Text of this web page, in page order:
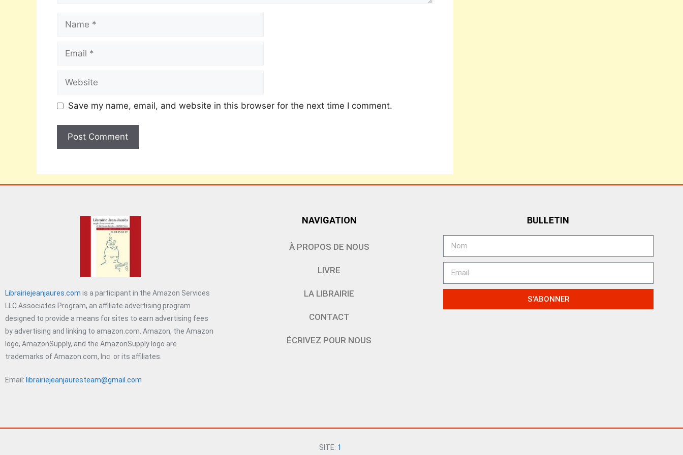
Save my name, email, and website in this browser for the next time I comment.
Librairiejeanjaures.com is a participant in the Amazon Services
LLC Associates Program, an affiliate advertising program
designed to provide a means for sites to earn advertising fees
by advertising and linking to amazon.com. Amazon, the Amazon
logo, AmazonSupply, and the AmazonSupply logo are
trademarks of Amazon.com, Inc. or its affiliates.
Email: librairiejeanjauresteam@gmail.com
NAVIGATION
À PROPOS DE NOUS
LIVRE
LA LIBRAIRIE
CONTACT
ÉCRIVEZ POUR NOUS
BULLETIN
S'ABONNER
SITE: 1